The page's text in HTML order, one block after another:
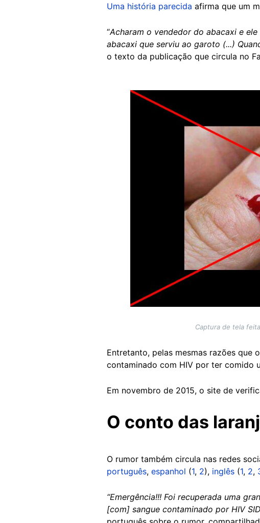
Uma história parecida afirma que um
“Acharam o vendedor do abacaxi e
abacaxi que serviu ao garoto (...)
o texto da publicação que circula no
Image
Captura de tela
Entretanto, pelas mesmas razões que
contaminado com HIV por ter comido
Em novembro de 2015, o site de
O conto das
O rumor também circula nas redes
português, espanhol (1, 2), inglês (1, 2,
“Emergência!!! Foi recuperada uma
[com] sangue contaminado por HIV